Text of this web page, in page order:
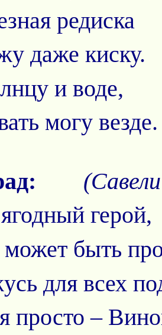
редиска
даже киску.
и воде,
могу везде.
герой,
быть
для всех
просто –